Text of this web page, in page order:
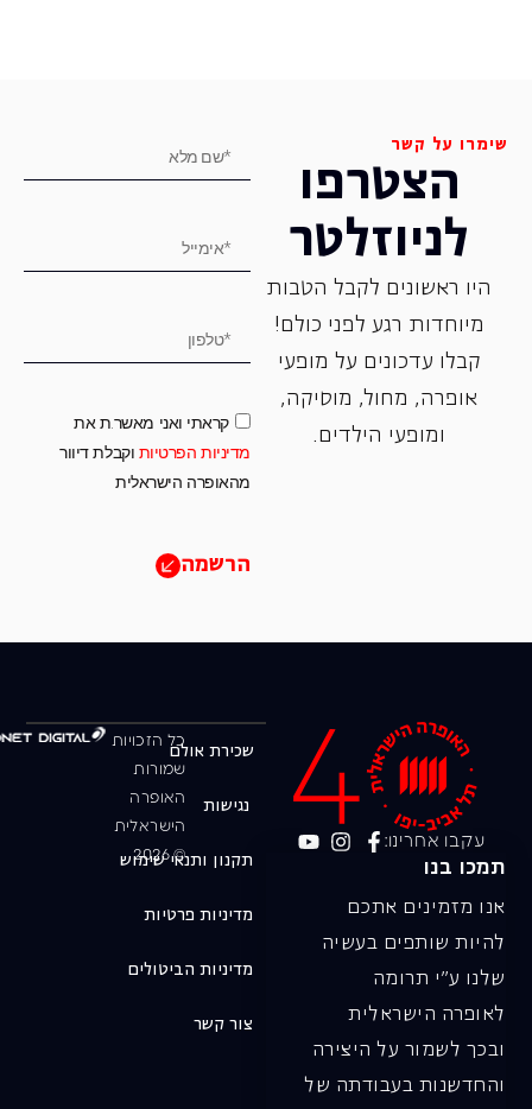
שימרו על קשר
הצטרפו
לניוזלטר
היו ראשונים לקבל הטבות
מיוחדות רגע לפני כולם!
קבלו עדכונים על מופעי
אופרה, ‏מחול, ‏מוסיקה,
ומופעי הילדים.
קראתי ואני מאשר.ת את
מדיניות הפרטיות וקבלת דיוור
מהאופרה הישראלית
הרשמה
עקבו אחרינו:
תמכו בנו
אנו מזמינים אתכם
להיות שותפים בעשיה
שלנו ע"י תרומה
לאופרה הישראלית
ובכך לשמור על היצירה
והחדשנות בעבודתה של
כל הזכויות
שמורות
האופרה
הישראלית
© 2026
שכירת אולם
נגישות
תקנון ותנאי שימוש
מדיניות פרטיות
מדיניות הביטולים
צור קשר